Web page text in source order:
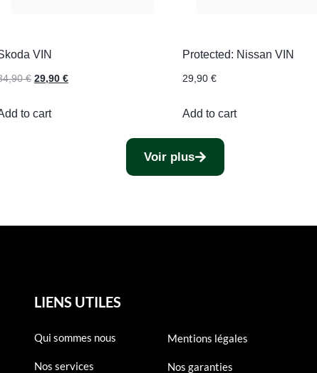
VIN
€ 29,90 €
to cart
Protected: Nissan VIN
29,90 €
Add to cart
Voir plus
LIENS UTILES
Qui sommes nous
Nos services
Mentions légales
Nos garanties